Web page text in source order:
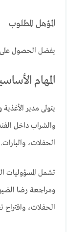
المؤهل المطلوب
يفضل الحصول
المهام
يتولى مدير
والشراب داخل
الحفلات، والبارات.
تشمل المسؤوليات
ومراجعة رضا
الحفلات، واقتراح